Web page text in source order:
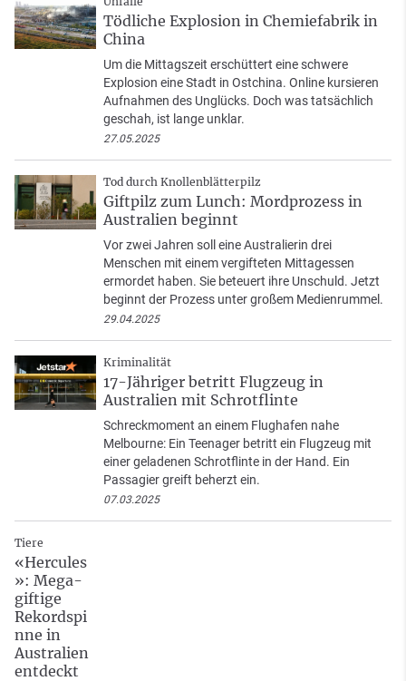
Tödliche Explosion in Chemiefabrik in
China
Um die Mittagszeit erschüttert eine schwere
Explosion eine Stadt in Ostchina. Online kursieren
Aufnahmen des Unglücks. Doch was tatsächlich
geschah, ist lange unklar.
27.05.2025
Tod durch Knollenblätterpilz
Giftpilz zum Lunch: Mordprozess in
Australien beginnt
Vor zwei Jahren soll eine Australierin drei
Menschen mit einem vergifteten Mittagessen
ermordet haben. Sie beteuert ihre Unschuld. Jetzt
beginnt der Prozess unter großem Medienrummel.
29.04.2025
Kriminalität
17-Jähriger betritt Flugzeug in
Australien mit Schrotflinte
Schreckmoment an einem Flughafen nahe
Melbourne: Ein Teenager betritt ein Flugzeug mit
einer geladenen Schrotflinte in der Hand. Ein
Passagier greift beherzt ein.
07.03.2025
Tiere
«Hercules
»: Mega-
giftige
Rekordspi
nne in
Australien
entdeckt